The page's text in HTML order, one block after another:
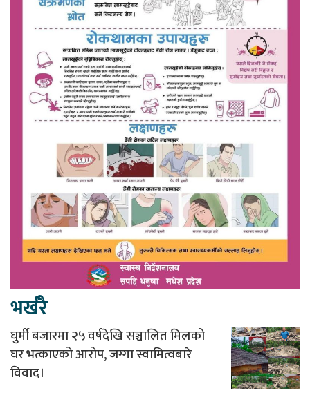
भर्खरै
घुर्मी बजारमा २५ वर्षदेखि सञ्चालित मिलको
घर भत्काएको आरोप, जग्गा स्वामित्वबारे
विवाद।